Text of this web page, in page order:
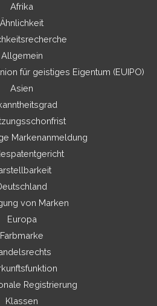
Afrika
Ähnlichkeit
Allgemein
für geistiges Eigentum (EUIPO)
Asien
Markenanmeldung
von Marken
Europa
Farbmarke
Registrierung
Klassen